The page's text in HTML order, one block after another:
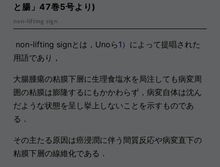
と腸」47巻5号より)
non-lifting sign
non-lifting signとは，Unoら1） によって提唱された
用語であり，
大腸腫瘍の粘膜下層に生理食塩水を局注しても病変周
囲の粘膜は膨隆するにもかかわらず，病変自体は沈ん
だような状態を呈し挙上しないことを示すものであ
る．
その主たる原因は癌浸潤に伴う間質反応や病変直下の
粘膜下層の線維化である．